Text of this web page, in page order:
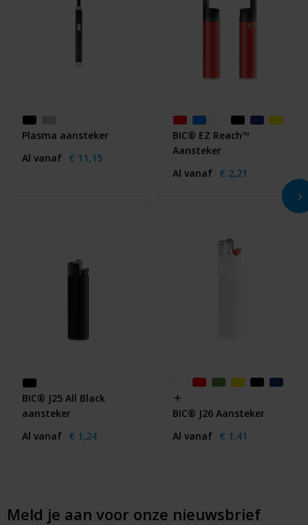
Plasma aansteker
Al vanaf € 11,15
BIC® EZ Reach™
Aansteker
Al vanaf € 2,21
BIC® J25 All Black
aansteker
Al vanaf € 1,24
BIC® J26 Aansteker
Al vanaf € 1,41
Meld je aan voor onze nieuwsbrief